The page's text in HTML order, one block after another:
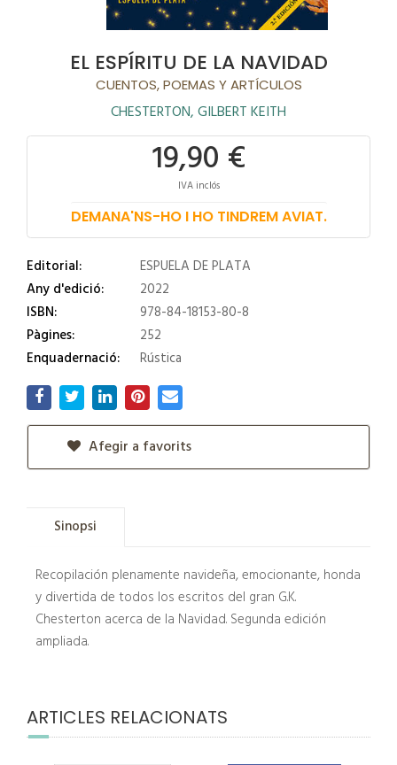
EL ESPÍRITU DE LA NAVIDAD
CUENTOS, POEMAS Y ARTÍCULOS
CHESTERTON, GILBERT KEITH
19,90 €
IVA inclós
DEMANA'NS-HO I HO TINDREM AVIAT.
Editorial:
ESPUELA DE PLATA
Any d'edició:
2022
ISBN:
978-84-18153-80-8
Pàgines:
252
Enquadernació:
Rústica
Afegir a favorits
Sinopsi
Recopilación plenamente navideña, emocionante, honda
y divertida de todos los escritos del gran G.K.
Chesterton acerca de la Navidad. Segunda edición
ampliada.
ARTICLES RELACIONATS